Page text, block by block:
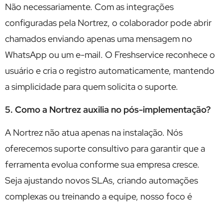
Não necessariamente. Com as integrações
configuradas pela Nortrez, o colaborador pode abrir
chamados enviando apenas uma mensagem no
WhatsApp ou um e-mail. O Freshservice reconhece o
usuário e cria o registro automaticamente, mantendo
a simplicidade para quem solicita o suporte.
5. Como a Nortrez auxilia no pós-implementação?
A Nortrez não atua apenas na instalação. Nós
oferecemos suporte consultivo para garantir que a
ferramenta evolua conforme sua empresa cresce.
Seja ajustando novos SLAs, criando automações
complexas ou treinando a equipe, nosso foco é